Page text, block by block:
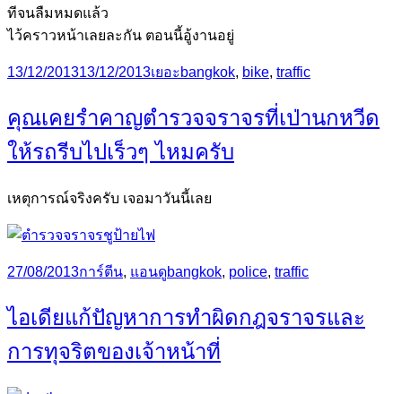
ทีจนลืมหมดแล้ว
ไว้คราวหน้าเลยละกัน ตอนนี้อู้งานอยู่
Posted
13/12/201313/12/2013Categories
เยอะTags
bangkok, bike, traffic
คุณเคยรำคาญตำรวจจราจรที่เป่านกหวีด
ให้รถรีบไปเร็วๆ ไหมครับ
เหตุการณ์จริงครับ เจอมาวันนี้เลย
Posted
27/08/2013Categories
การ์ตีน, แอนดูTags
bangkok, police, traffic
ไอเดียแก้ปัญหาการทำผิดกฎจราจรและ
การทุจริตของเจ้าหน้าที่